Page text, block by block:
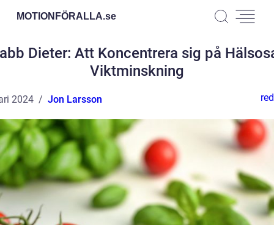
MOTIONFÖRALLA.se
Dieter: Att Koncentrera sig på
Viktminskning
2024 Jon Larsson